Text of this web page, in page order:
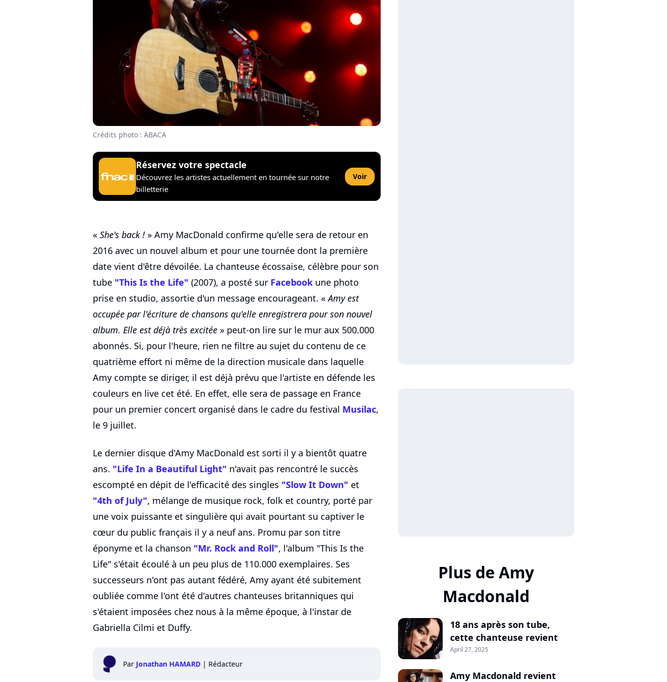
Crédits photo : ABACA
Réservez votre spectacle
Découvrez les artistes actuellement en tournée sur notre
billetterie
Voir
« She's back ! » Amy MacDonald confirme qu'elle sera de retour en
2016 avec un nouvel album et pour une tournée dont la première
date vient d'être dévoilée. La chanteuse écossaise, célèbre pour son
tube "This Is the Life" (2007), a posté sur Facebook une photo
prise en studio, assortie d'un message encourageant. «Amy est
occupée par l'écriture de chansons qu'elle enregistrera pour son nouvel
album. Elle est déjà très excitée » peut-on lire sur le mur aux 500.000
abonnés. Si, pour l'heure, rien ne filtre au sujet du contenu de ce
quatrième effort ni même de la direction musicale dans laquelle
Amy compte se diriger, il est déjà prévu que l'artiste en défende les
couleurs en live cet été. En effet, elle sera de passage en France
pour un premier concert organisé dans le cadre du festival Musilac,
le 9 juillet.
Le dernier disque d'Amy MacDonald est sorti il y a bientôt quatre
ans. "Life In a Beautiful Light" n'avait pas rencontré le succès
escompté en dépit de l'efficacité des singles "Slow It Down" et
"4th of July", mélange de musique rock, folk et country, porté par
une voix puissante et singulière qui avait pourtant su captiver le
cœur du public français il y a neuf ans. Promu par son titre
éponyme et la chanson "Mr. Rock and Roll", l'album "This Is the
Life" s'était écoulé à un peu plus de 110.000 exemplaires. Ses
successeurs n'ont pas autant fédéré, Amy ayant été subitement
oubliée comme l'ont été d'autres chanteuses britanniques qui
s'étaient imposées chez nous à la même époque, à l'instar de
Gabriella Cilmi et Duffy.
Par Jonathan HAMARD | Rédacteur
Plus de Amy
Macdonald
18 ans après son tube,
cette chanteuse revient
April 27, 2025
Amy Macdonald revient